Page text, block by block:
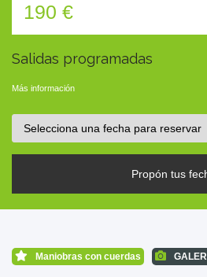
190 €
Salidas programadas
Más información
Propón tus
Maniobras con cuerdas